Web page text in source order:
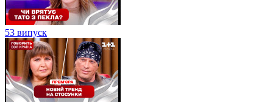
53 випуск